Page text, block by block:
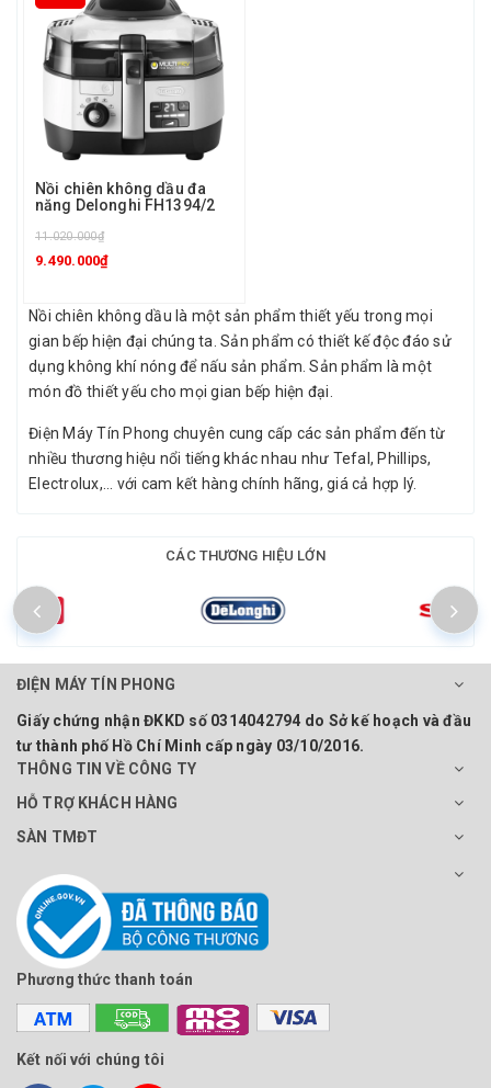
Nồi chiên không dầu đa
năng Delonghi FH1394/2
11.020.000₫
9.490.000₫
Nồi chiên không dầu là một sản phẩm thiết yếu trong mọi
gian bếp hiện đại chúng ta. Sản phẩm có thiết kế độc đáo sử
dụng không khí nóng để nấu sản phẩm. Sản phẩm là một
món đồ thiết yếu cho mọi gian bếp hiện đại.
Điện Máy Tín Phong chuyên cung cấp các sản phẩm đến từ
nhiều thương hiệu nổi tiếng khác nhau như Tefal, Phillips,
Electrolux,... với cam kết hàng chính hãng, giá cả hợp lý.
CÁC THƯƠNG HIỆU LỚN
ĐIỆN MÁY TÍN PHONG
Giấy chứng nhận ĐKKD số 0314042794 do Sở kế hoạch và đầu
tư thành phố Hồ Chí Minh cấp ngày 03/10/2016.
THÔNG TIN VỀ CÔNG TY
HỖ TRỢ KHÁCH HÀNG
SÀN TMĐT
Phương thức thanh toán
Kết nối với chúng tôi